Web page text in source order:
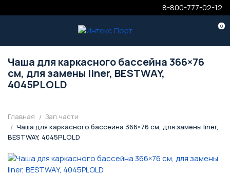
8-800-777-02-12
0
Чаша для каркасного бассейна 366×76
см, для замены liner, BESTWAY,
4045PLOLD
Главная
Зап.части
Чаша для каркасного бассейна 366×76 см, для замены liner,
BESTWAY, 4045PLOLD